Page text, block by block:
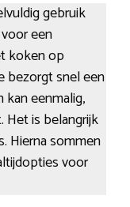
gebruik
een
koken op
bezorgt snel een
kan eenmalig,
Het is belangrijk
Hierna sommen
voor